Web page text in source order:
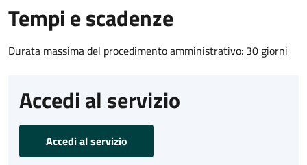
Tempi e scadenze
Durata massima del procedimento amministrativo: 30 giorni
Accedi al servizio
Accedi al servizio